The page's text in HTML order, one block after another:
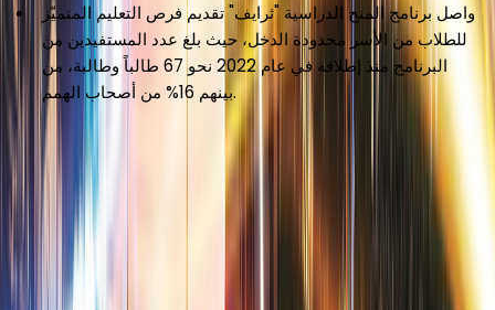
واصل برنامج المنح الدراسية "ثرايف" تقديم فرص التعليم المتميّز
للطلاب من الأسر محدودة الدخل، حيث بلغ عدد المستفيدين من
البرنامج منذ إطلاقه في عام 2022 نحو 67 طالباً وطالبة، من
بينهم 16% من أصحاب الهمم.
الرجوع
شراء
سكني
أراضي البناء